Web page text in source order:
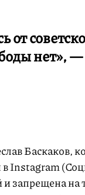
от
нет»,
Баскаков,
Instagram
и запрещена